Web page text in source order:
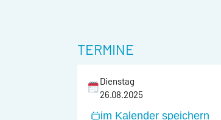
TERMINE
Dienstag
26.08.2025
im Kalender speichern